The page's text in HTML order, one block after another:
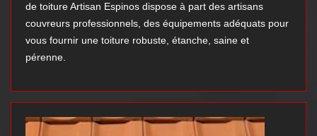
de toiture Artisan Espinos dispose à part des artisans
couvreurs professionnels, des équipements adéquats pour
vous fournir une toiture robuste, étanche, saine et
pérenne.